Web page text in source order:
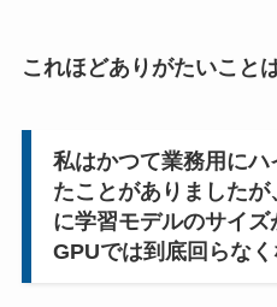
これほどありがたいこと
私はかつて業務用に
たことがありました
に学習モデルのサイ
GPUでは到底回らなく